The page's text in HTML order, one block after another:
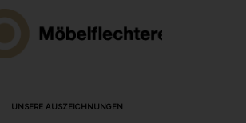
UNSERE AUSZEICHNUNGEN